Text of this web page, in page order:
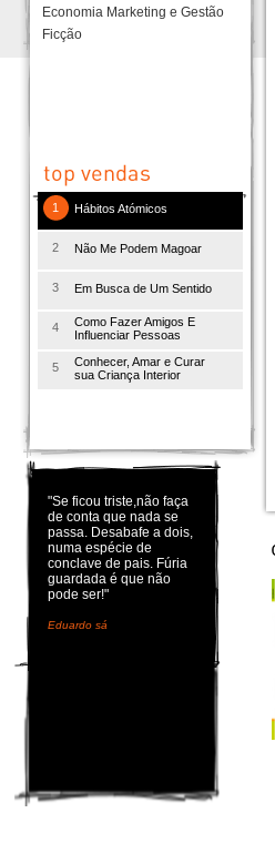
Economia Marketing e Gestão
Ficção
1 Hábitos Atómicos
2 Não Me Podem Magoar
3 Em Busca de Um Sentido
4
Como Fazer Amigos E
Influenciar Pessoas
5
Conhecer, Amar e Curar
sua Criança Interior
"Se ficou triste,não faça
de conta que nada se
passa. Desabafe a dois,
numa espécie de
conclave de pais. Fúria
guardada é que não
pode ser!"
Eduardo sá